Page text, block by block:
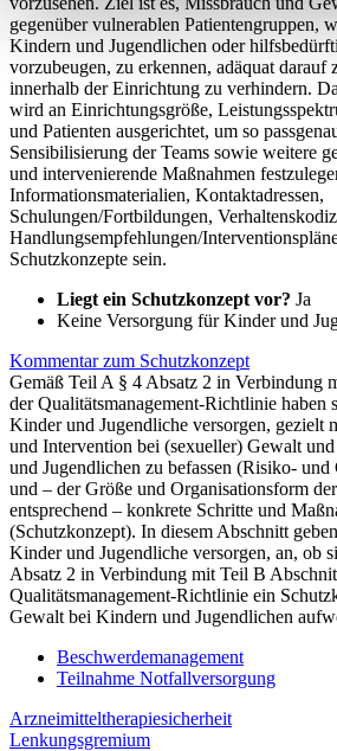
gegenüber vulnerablen Patientengruppen,
Kindern und Jugendlichen oder
vorzubeugen, zu erkennen, adäquat darauf
innerhalb der Einrichtung zu verhindern.
wird an Einrichtungsgröße,
und Patienten ausgerichtet, um so
Sensibilisierung der Teams sowie weitere
und intervenierende Maßnahmen
Informationsmaterialien, Kontaktadressen,
Schulungen/Fortbildungen,
Handlungsempfehlungen/
Schutzkonzepte sein.
Liegt ein Schutzkonzept vor? Ja
Keine Versorgung für Kinder und
Kommentar zum Schutzkonzept
Gemäß Teil A § 4 Absatz 2 in Verbindung
der Qualitätsmanagement-Richtlinie haben
Kinder und Jugendliche versorgen, gezielt
und Intervention bei (sexueller) Gewalt
und Jugendlichen zu befassen (Risiko- und
und – der Größe und Organisationsform
entsprechend – konkrete Schritte und
(Schutzkonzept). In diesem Abschnitt
Kinder und Jugendliche versorgen, an, ob
Absatz 2 in Verbindung mit Teil B
Qualitätsmanagement-Richtlinie ein
Gewalt bei Kindern und Jugendlichen
Beschwerdemanagement
Teilnahme Notfallversorgung
Arzneimitteltherapiesicherheit
Lenkungsgremium